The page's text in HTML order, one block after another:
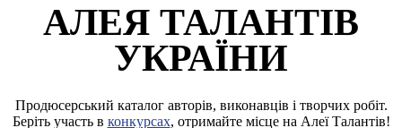
АЛЕЯ ТАЛАНТІВ
УКРАЇНИ
Продюсерський каталог авторів, виконавців і творчих робіт.
Беріть участь в конкурсах, отримайте місце на Алеї Талантів!